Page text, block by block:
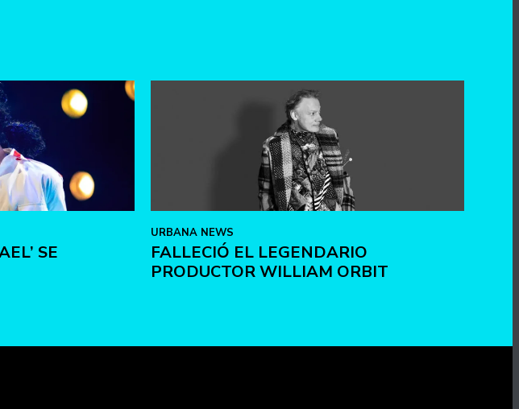
SE
URBANA NEWS
FALLECIÓ EL LEGENDARIO
PRODUCTOR WILLIAM ORBIT